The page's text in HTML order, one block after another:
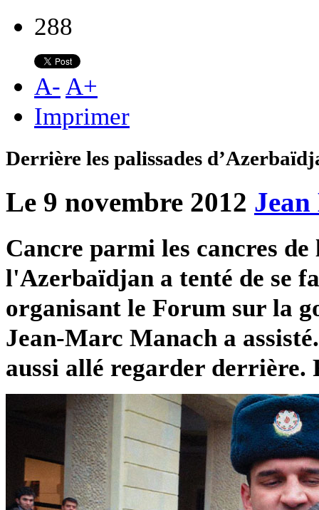
288
A- A+
Imprimer
Derrière les palissades
Le 9 novembre 2012
Cancre parmi les cancres
l'Azerbaïdjan a tenté de se
organisant le Forum sur la
Jean-Marc Manach a
aussi allé regarder derrière.